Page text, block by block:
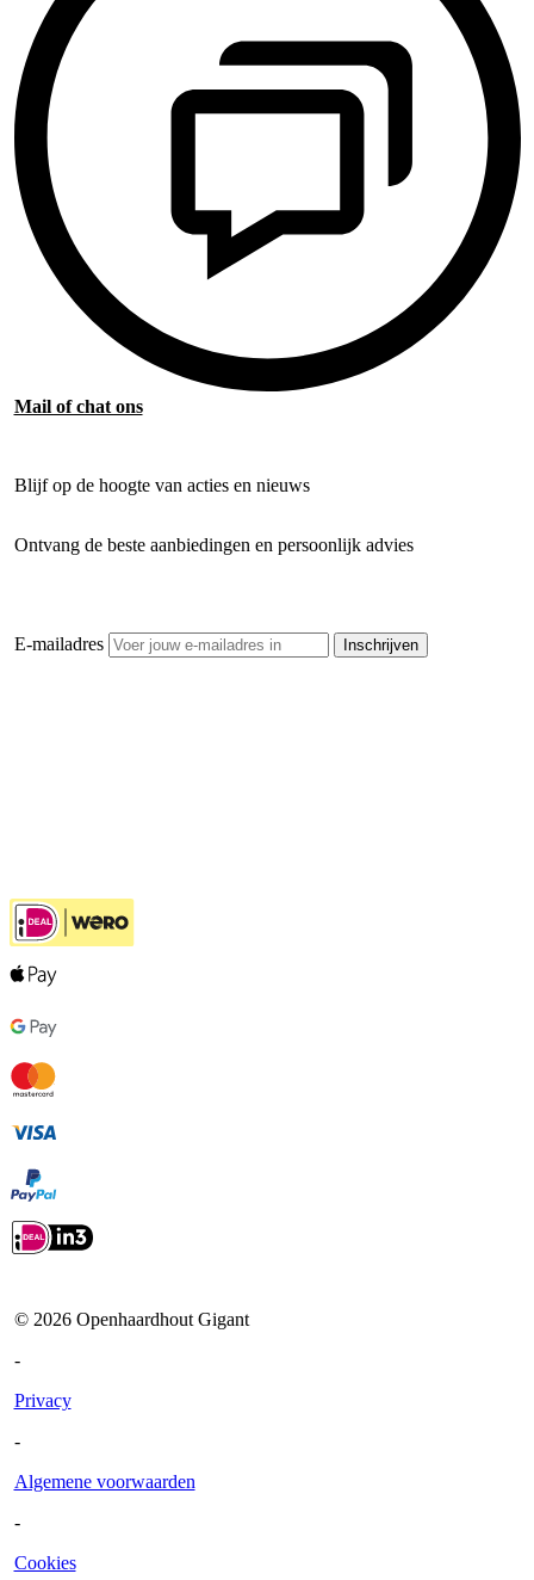
Mail of chat ons
Blijf op de hoogte van acties en nieuws
Ontvang de beste aanbiedingen en persoonlijk advies
E-mailadres Inschrijven
© 2026Openhaardhout Gigant
-
Privacy
-
Algemene voorwaarden
-
Cookies